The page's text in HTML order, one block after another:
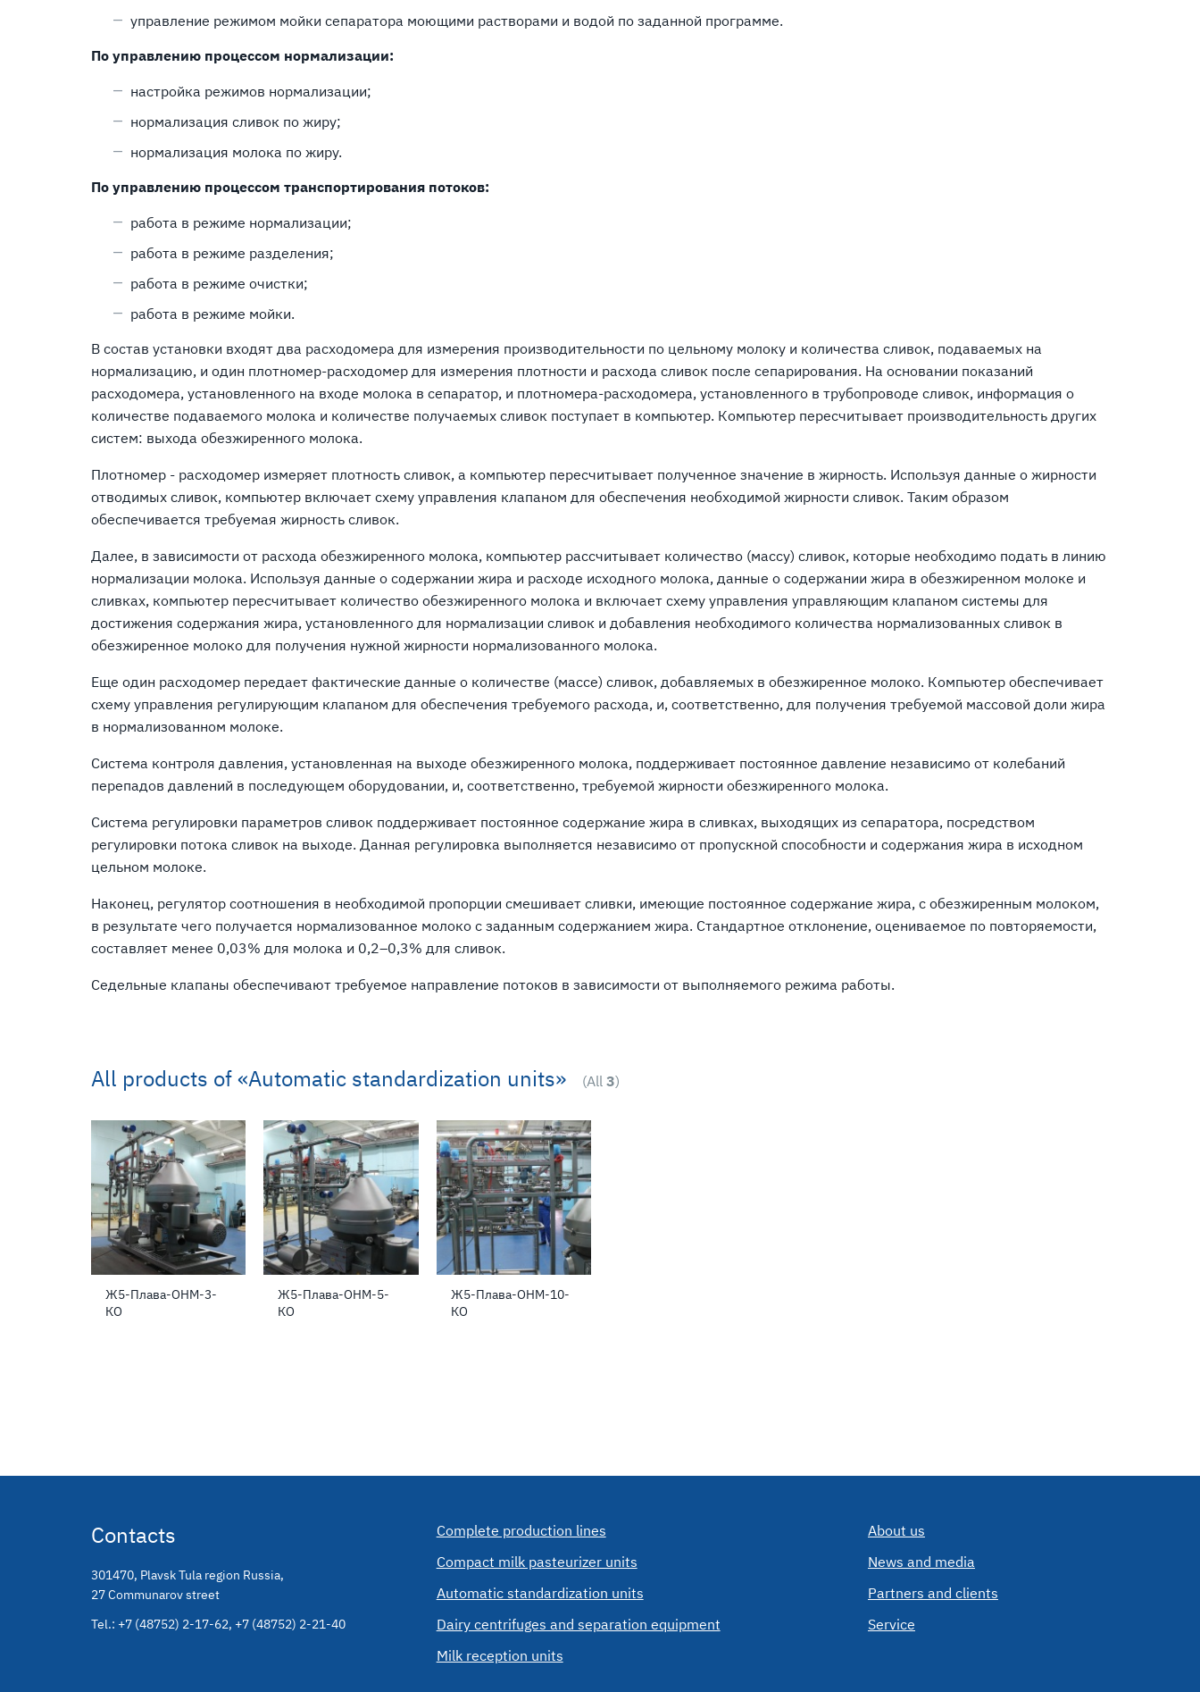
управление режимом мойки сепаратора моющими растворами и водой по заданной программе.
По управлению процессом нормализации:
настройка режимов нормализации;
нормализация сливок по жиру;
нормализация молока по жиру.
По управлению процессом транспортирования потоков:
работа в режиме нормализации;
работа в режиме разделения;
работа в режиме очистки;
работа в режиме мойки.
В состав установки входят два расходомера для измерения производительности по цельному молоку и количества сливок, подаваемых на
нормализацию, и один плотномер-расходомер для измерения плотности и расхода сливок после сепарирования. На основании показаний
расходомера, установленного на входе молока в сепаратор, и плотномера-расходомера, установленного в трубопроводе сливок, информация о
количестве подаваемого молока и количестве получаемых сливок поступает в компьютер. Компьютер пересчитывает производительность других
систем: выхода обезжиренного молока.
Плотномер - расходомер измеряет плотность сливок, а компьютер пересчитывает полученное значение в жирность. Используя данные о жирности
отводимых сливок, компьютер включает схему управления клапаном для обеспечения необходимой жирности сливок. Таким образом
обеспечивается требуемая жирность сливок.
Далее, в зависимости от расхода обезжиренного молока, компьютер рассчитывает количество (массу) сливок, которые необходимо подать в линию
нормализации молока. Используя данные о содержании жира и расходе исходного молока, данные о содержании жира в обезжиренном молоке и
сливках, компьютер пересчитывает количество обезжиренного молока и включает схему управления управляющим клапаном системы для
достижения содержания жира, установленного для нормализации сливок и добавления необходимого количества нормализованных сливок в
обезжиренное молоко для получения нужной жирности нормализованного молока.
Еще один расходомер передает фактические данные о количестве (массе) сливок, добавляемых в обезжиренное молоко. Компьютер обеспечивает
схему управления регулирующим клапаном для обеспечения требуемого расхода, и, соответственно, для получения требуемой массовой доли жира
в нормализованном молоке.
Система контроля давления, установленная на выходе обезжиренного молока, поддерживает постоянное давление независимо от колебаний
перепадов давлений в последующем оборудовании, и, соответственно, требуемой жирности обезжиренного молока.
Система регулировки параметров сливок поддерживает постоянное содержание жира в сливках, выходящих из сепаратора, посредством
регулировки потока сливок на выходе. Данная регулировка выполняется независимо от пропускной способности и содержания жира в исходном
цельном молоке.
Наконец, регулятор соотношения в необходимой пропорции смешивает сливки, имеющие постоянное содержание жира, с обезжиренным молоком,
в результате чего получается нормализованное молоко с заданным содержанием жира. Стандартное отклонение, оцениваемое по повторяемости,
составляет менее 0,03% для молока и 0,2–0,3% для сливок.
Седельные клапаны обеспечивают требуемое направление потоков в зависимости от выполняемого режима работы.
All products of«Automatic standardization units» (All 3)
Ж5-Плава-ОНМ-3-
КО
Ж5-Плава-ОНМ-5-
КО
Ж5-Плава-ОНМ-10-
КО
Contacts
301470, Plavsk Tula region Russia,
27 Communarov street
Tel.: +7 (48752) 2-17-62, +7 (48752) 2-21-40
Complete production lines
Compact milk pasteurizer units
Automatic standardization units
Dairy centrifuges and separation equipment
Milk reception units
About us
News and media
Partners and clients
Service